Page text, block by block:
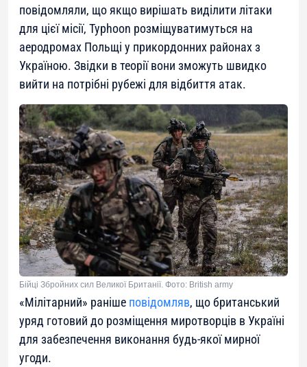
повідомляли, що якщо вирішать виділити літаки
для цієї місії, Typhoon розміщуватимуться на
аеродромах Польщі у прикордонних районах з
Україною. Звідки в теорії вони зможуть швидко
вийти на потрібні рубежі для відбиття атак.
Бійці Збройних сил Великої Британії. Фото: British army
«Мілітарний» раніше повідомляв, що британський
уряд готовий до розміщення миротворців в Україні
для забезпечення виконання будь-якої мирної
угоди.